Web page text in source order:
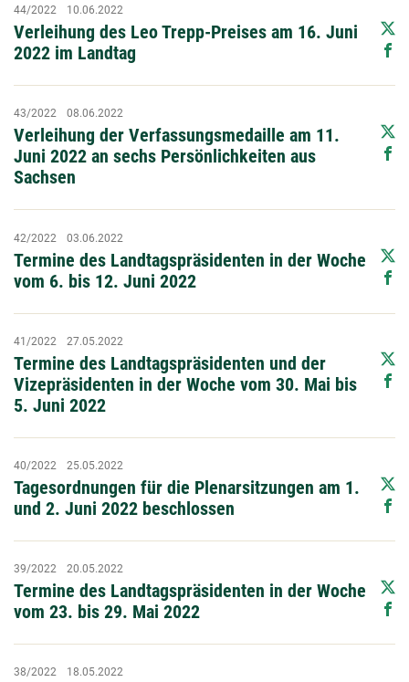
Verleihung des Leo Trepp-Preises am 16. Juni
2022 im Landtag
44/2022 10.06.2022
Verleihung der Verfassungsmedaille am 11.
Juni 2022 an sechs Persönlichkeiten aus
Sachsen
43/2022 08.06.2022
Termine des Landtagspräsidenten in der Woche
vom 6. bis 12. Juni 2022
42/2022 03.06.2022
Termine des Landtagspräsidenten und der
Vizepräsidenten in der Woche vom 30. Mai bis
5. Juni 2022
41/2022 27.05.2022
Tagesordnungen für die Plenarsitzungen am 1.
und 2. Juni 2022 beschlossen
40/2022 25.05.2022
Termine des Landtagspräsidenten in der Woche
vom 23. bis 29. Mai 2022
39/2022 20.05.2022
38/2022 18.05.2022